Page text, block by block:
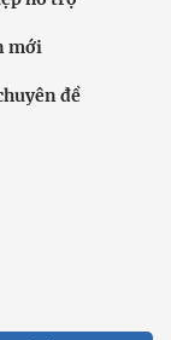
mới
đề